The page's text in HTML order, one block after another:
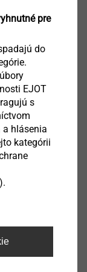
zariadenia
pre
do
EJOT
s
hlásenia
kategórii